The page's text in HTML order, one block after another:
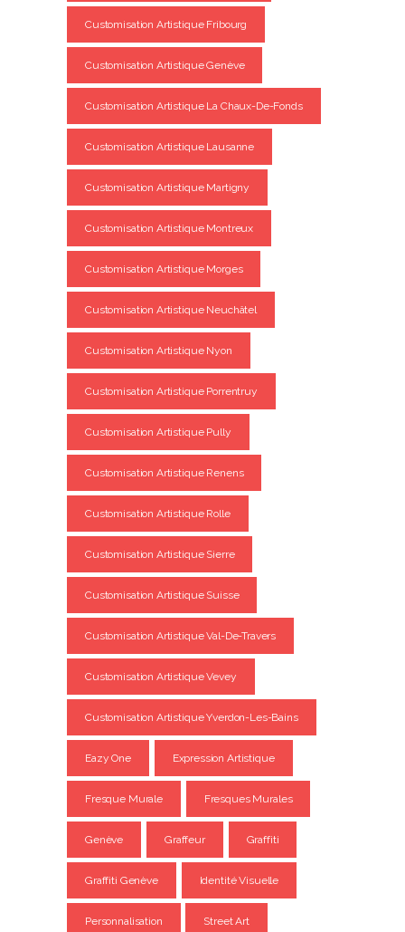
Customisation Artistique Fribourg
Customisation Artistique Genève
Customisation Artistique La Chaux-De-Fonds
Customisation Artistique Lausanne
Customisation Artistique Martigny
Customisation Artistique Montreux
Customisation Artistique Morges
Customisation Artistique Neuchâtel
Customisation Artistique Nyon
Customisation Artistique Porrentruy
Customisation Artistique Pully
Customisation Artistique Renens
Customisation Artistique Rolle
Customisation Artistique Sierre
Customisation Artistique Suisse
Customisation Artistique Val-De-Travers
Customisation Artistique Vevey
Customisation Artistique Yverdon-Les-Bains
Eazy One Expression Artistique
Fresque Murale Fresques Murales
Genève Graffeur Graffiti
Graffiti Genève Identité Visuelle
Personnalisation Street Art